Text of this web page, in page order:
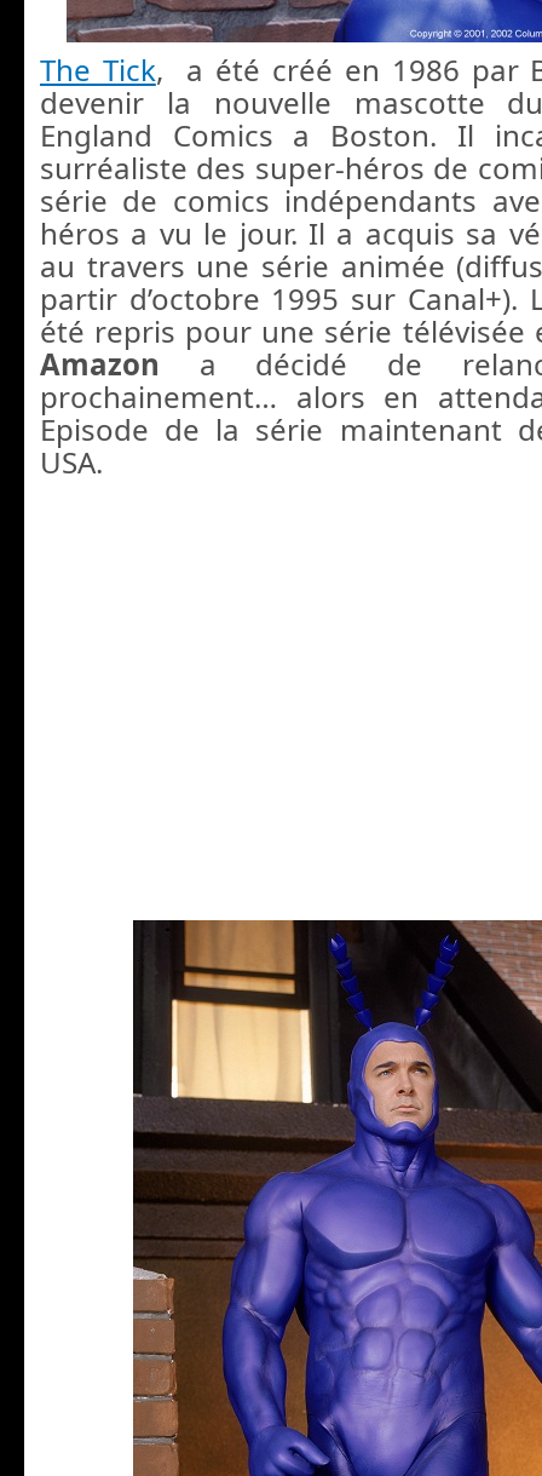
The Tick, a été créé en 1986 par
devenir la nouvelle mascotte
England Comics a Boston. Il
surréaliste des super-héros de
série de comics indépendants
héros a vu le jour. Il a acquis sa
au travers une série animée
partir d’octobre 1995 sur Canal+).
été repris pour une série télévisée
Amazon a décidé de
prochainement… alors en
Episode de la série maintenant
USA.